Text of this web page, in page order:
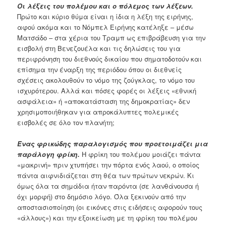
Οι λέξεις του πολέμου και ο πόλεμος των λέξεων.
Πρώτο και κύριο θύμα είναι η ίδια η λέξη της ειρήνης,
αφού ακόμα και το Νόμπελ Ειρήνης κατέληξε – μέσω
Ματσάδο – στα χέρια του Τραμπ ως επιβράβευση για την
εισβολή στη Βενεζουέλα και τις δηλώσεις του για
περιφρόνηση του διεθνούς δικαίου που σηματοδοτούν και
επίσημα την έναρξη της περιόδου όπου οι διεθνείς
σχέσεις ακολουθούν το νόμο της ζούγκλας, το νόμο του
ισχυρότερου. Αλλά και πόσες φορές οι λέξεις «εθνική
ασφάλεια» ή «αποκατάσταση της δημοκρατίας» δεν
χρησιμοποιήθηκαν για απροκάλυπτες πολεμικές
εισβολές σε όλο τον πλανήτη;
Ένας φρικώδης παραλογισμός που προετοιμάζει μια
παράλογη φρίκη. Η φρίκη του πολέμου μοιάζει πάντα
«μακρινή» πριν χτυπήσει την πόρτα ενός λαού, ο οποίος
πάντα αιφνιδιάζεται στη θέα των πρώτων νεκρών. Κι
όμως όλα τα σημάδια ήταν παρόντα (σε λανθάνουσα ή
όχι μορφή) στο δημόσιο λόγο. Όλα ξεκινούν από την
αποστασιοποίηση (οι εικόνες στις ειδήσεις αφορούν τους
«άλλους») και την εξοικείωση με τη φρίκη του πολέμου